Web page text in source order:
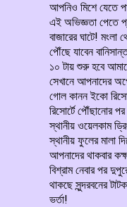
আপনিও মিশে যেতে
এই অভিজ্ঞতা পেতে
বাজারের ঘাটে!
পৌঁছে যাবেন
১০ টায় শুরু হবে
সেখানে আপনাদের
গোল কানন ইকো
রিসোর্টে পৌঁছানোর
স্থানীয় ওয়েলকাম
স্থানীয় ফুলের মালা
আপনাদের থাকবার
বিশ্রাম নেবার পর
থাকছে সুন্দরবনের
ভর্তা!